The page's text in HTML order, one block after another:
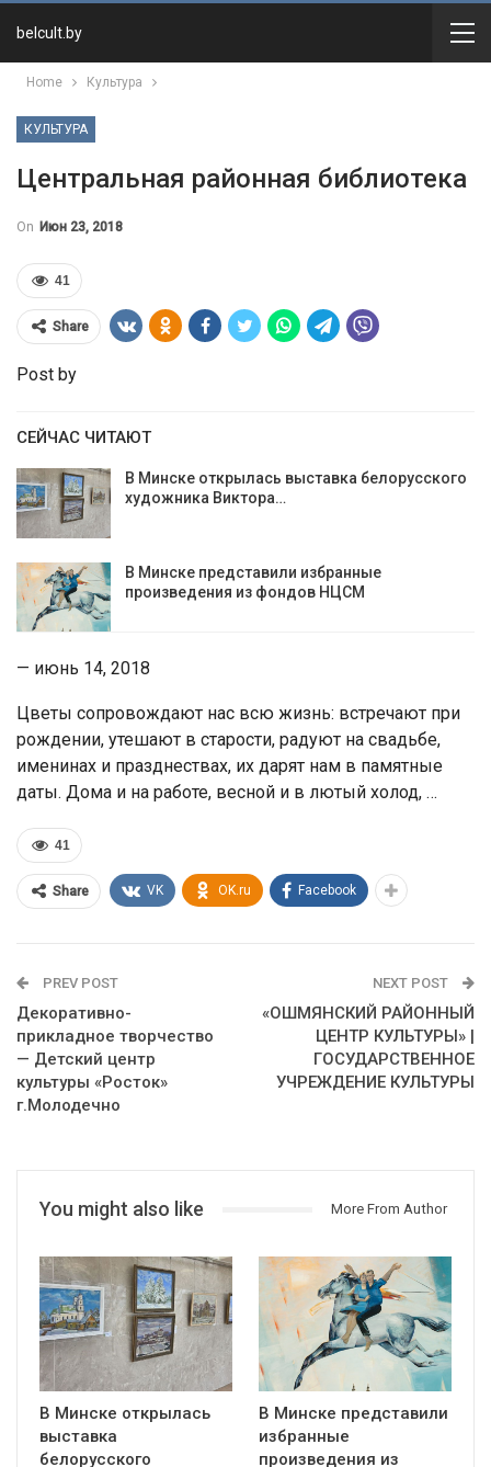
belcult.by
Home Культура
КУЛЬТУРА
Центральная районная библиотека
On Июн 23, 2018
41
Share
Post by
СЕЙЧАС ЧИТАЮТ
В Минске открылась выставка белорусского
художника Виктора…
В Минске представили избранные
произведения из фондов НЦСМ
— июнь 14, 2018
Цветы сопровождают нас всю жизнь: встречают при
рождении, утешают в старости, радуют на свадьбе,
именинах и празднествах, их дарят нам в памятные
даты. Дома и на работе, весной и в лютый холод, …
41
Share VK OK.ru Facebook
PREV POST
Декоративно-
прикладное творчество
— Детский центр
культуры «Росток»
г.Молодечно
NEXT POST
«ОШМЯНСКИЙ РАЙОННЫЙ
ЦЕНТР КУЛЬТУРЫ» |
ГОСУДАРСТВЕННОЕ
УЧРЕЖДЕНИЕ КУЛЬТУРЫ
You might also like More From Author
В Минске открылась
выставка
белорусского
В Минске представили
избранные
произведения из